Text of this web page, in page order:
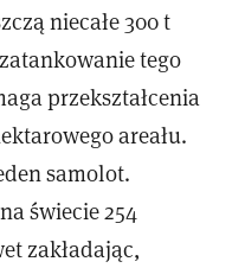
niecałe 300 t
tego
przekształcenia
areału.
samolot.
świecie 254
zakładając,